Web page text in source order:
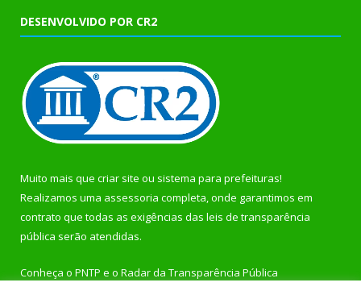
DESENVOLVIDO POR CR2
Muito mais que criar site ou sistema para prefeituras!
Realizamos uma assessoria completa, onde garantimos em
contrato que todas as exigências das leis de transparência
pública serão atendidas.
Conheça o PNTP e o Radar da Transparência Pública